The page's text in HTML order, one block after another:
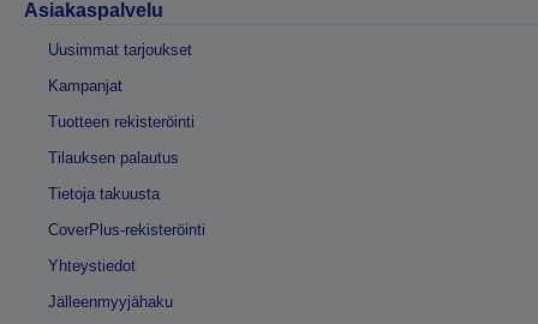
Asiakaspalvelu
Uusimmat tarjoukset
Kampanjat
Tuotteen rekisteröinti
Tilauksen palautus
Tietoja takuusta
CoverPlus-rekisteröinti
Yhteystiedot
Jälleenmyyjähaku